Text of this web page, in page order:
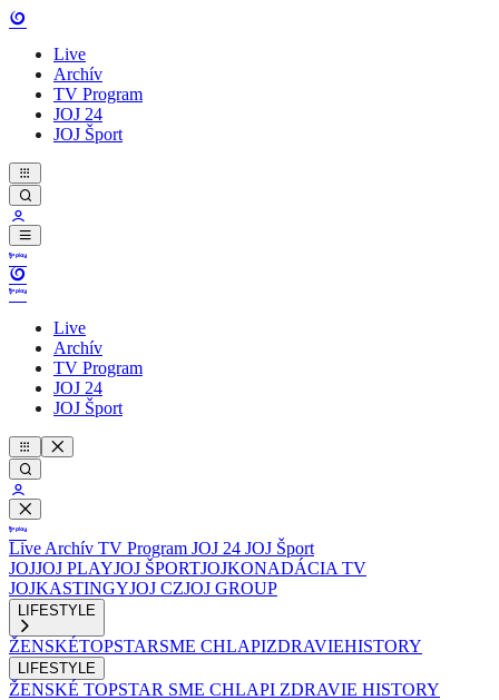
Live
Archív
TV Program
JOJ 24
JOJ Šport
Live
Archív
TV Program
JOJ 24
JOJ Šport
Live Archív TV Program JOJ 24 JOJ Šport
JOJJOJ PLAYJOJ ŠPORTJOJKONADÁCIA TV
JOJKASTINGYJOJ CZJOJ GROUP
LIFESTYLE
ŽENSKÉTOPSTARSME CHLAPIZDRAVIEHISTORY
LIFESTYLE
ŽENSKÉ TOPSTAR SME CHLAPI ZDRAVIE HISTORY